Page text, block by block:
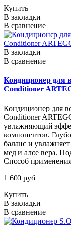
Купить
В закладки
В сравнение
В закладки
В сравнение
Кондиционер для
Conditioner
Кондиционер для
Conditioner
увлажняющий
компонентов.
баланс и
мед и алое вера.
Способ
1 600 руб.
Купить
В закладки
В сравнение